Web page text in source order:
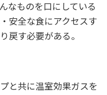
なものを口にしている
安全な食にアクセスす
戻す必要がある。
と共に温室効果ガスを